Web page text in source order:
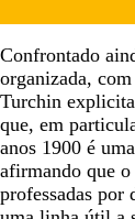
Confrontado
organizada,
Turchin
que, em
anos 1900 é
afirmando que
professadas por